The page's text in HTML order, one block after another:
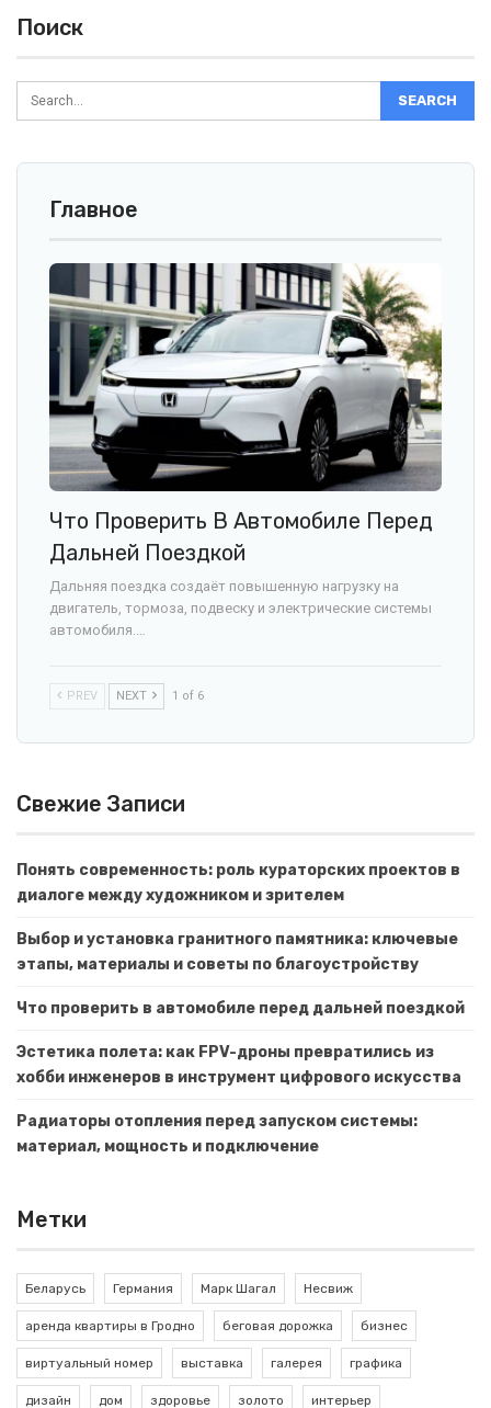
Поиск
Главное
Что Проверить В Автомобиле Перед
Дальней Поездкой
Дальняя поездка создаёт повышенную нагрузку на
двигатель, тормоза, подвеску и электрические системы
автомобиля.…
PREV NEXT 1 of 6
Свежие Записи
Понять современность: роль кураторских проектов в
диалоге между художником и зрителем
Выбор и установка гранитного памятника: ключевые
этапы, материалы и советы по благоустройству
Что проверить в автомобиле перед дальней поездкой
Эстетика полета: как FPV-дроны превратились из
хобби инженеров в инструмент цифрового искусства
Радиаторы отопления перед запуском системы:
материал, мощность и подключение
Метки
Беларусь Германия Марк Шагал Несвиж
аренда квартиры в Гродно беговая дорожка бизнес
виртуальный номер выставка галерея графика
дизайн дом здоровье золото интерьер